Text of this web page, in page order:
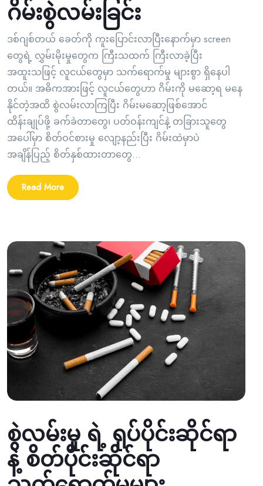
ဂိမ်းစွဲလမ်းခြင်း
ဒစ်ဂျစ်တယ် ခေတ်ကို ကူးပြောင်းလာပြီးနောက်မှာ screen
တွေရဲ့ လွှမ်းမိုးမှုတွေက ကြီးသထက် ကြီးလာခဲ့ပြီး
အထူးသဖြင့် လူငယ်တွေမှာ သက်ရောက်မှု များစွာ ရှိနေပါ
တယ်။ အဓိကအားဖြင့် လူငယ်တွေဟာ ဂိမ်းကို မဆော့ရ မနေ
နိုင်တဲ့အထိ စွဲလမ်းလာကြပြီး ဂိမ်းမဆော့ဖြစ်အောင်
ထိန်းချုပ်ဖို့ ခက်ခဲတာတွေ၊ ပတ်ဝန်းကျင်နဲ့ တခြားသူတွေ
အပေါ်မှာ စိတ်ဝင်စားမှု လျော့နည်းပြီး ဂိမ်းထဲမှာပဲ
အချိန်ပြည့် စိတ်နှစ်ထားတာတွေ...
Read More
စွဲလမ်းမှု ရဲ့ ရုပ်ပိုင်းဆိုင်ရာ
နဲ့ စိတ်ပိုင်းဆိုင်ရာ